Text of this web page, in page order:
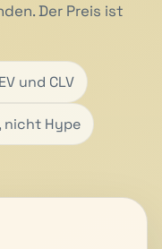
Der Preis ist
und CLV
nicht Hype